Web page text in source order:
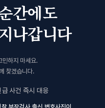
간에도
나갑니다
민하지 마세요.
찾겠습니다.
사건 즉시 대응